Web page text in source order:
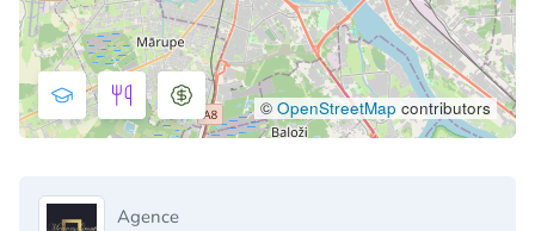
©OpenStreetMap contributors
Agence